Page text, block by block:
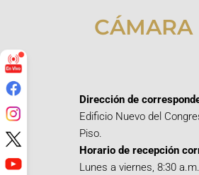
CÁMARA
Dirección de
Edificio Nuevo del
Piso.
Horario de recepción
Lunes a viernes, 8:30